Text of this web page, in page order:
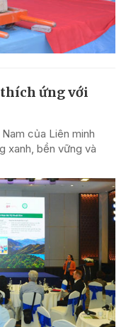
ứng với
của Liên minh
xanh, bền vững và